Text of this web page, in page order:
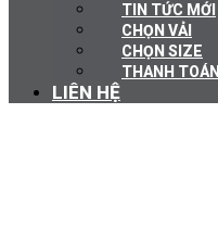
TIN TỨC MỚI
CHỌN VẢI
CHỌN SIZE
THANH TOÁN
LIÊN HỆ